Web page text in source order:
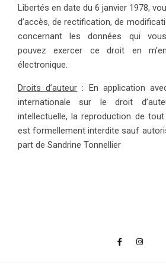
Libertés en date du 6 janvier 1978,
d’accès, de rectification, de
concernant les données qui
pouvez exercer ce droit en
électronique.
Droits d’auteur : En application
internationale sur le droit
intellectuelle, la reproduction de
est formellement interdite sauf
part de Sandrine Tonnellier